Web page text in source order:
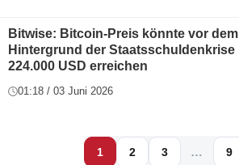
Bitwise: Bitcoin-Preis könnte vor dem
Hintergrund der Staatsschuldenkrise
224.000 USD erreichen
01:18 / 03 Juni 2026
1 2 3 … 9